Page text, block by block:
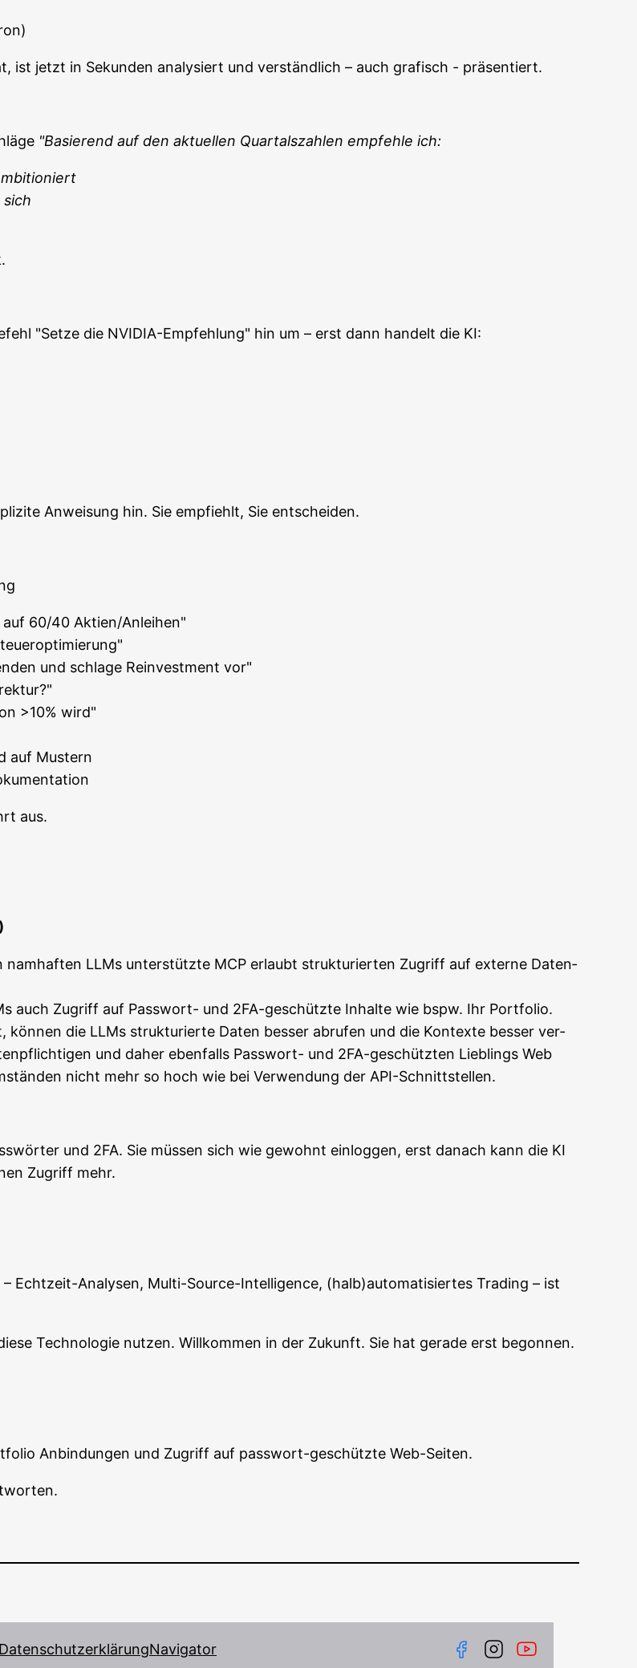
ist jetzt in Sekun­den ana­ly­siert und ver­ständ­lich – auch gra­fisch - präsentiert.
"Basie­rend auf den aktu­el­len Quar­tals­zah­len emp­feh­le ich:
"Set­ze die NVI­DIA-Emp­feh­lung" hin um – erst dann han­delt die KI:
Anwei­sung hin. Sie emp­fiehlt, Sie entscheiden.
60/40 Aktien/Anleihen"
und schla­ge Reinvest­ment vor"
>10% wird"
auf Mustern
aus.
LLMs unter­stütz­te MCP erlaubt struk­tu­rier­ten Zugriff auf exter­ne Daten­
auch Zugriff auf Pass­wort- und 2FA-geschütz­te Inhal­te wie bspw. Ihr Port­fo­lio.
die LLMs struk­tu­rier­te Daten bes­ser abru­fen und die Kon­tex­te bes­ser ver­
und daher eben­falls Pass­wort- und 2FA-geschütz­ten Lieb­lings Web
nicht mehr so hoch wie bei Ver­wen­dung der API-Schnittstellen.
und 2FA. Sie müs­sen sich wie gewohnt ein­log­gen, erst danach kann die KI
Zugriff mehr.
Echt­zeit-Ana­ly­sen, Mul­ti-Source-Intel­li­gence, (halb)automatisiertes Tra­ding – ist
Tech­no­lo­gie nut­zen. Will­kom­men in der Zukunft. Sie hat gera­de erst begonnen.
Anbin­dun­gen und Zugriff auf pass­wort-geschütz­te Web-Seiten.
DatenschutzerklärungNavigator